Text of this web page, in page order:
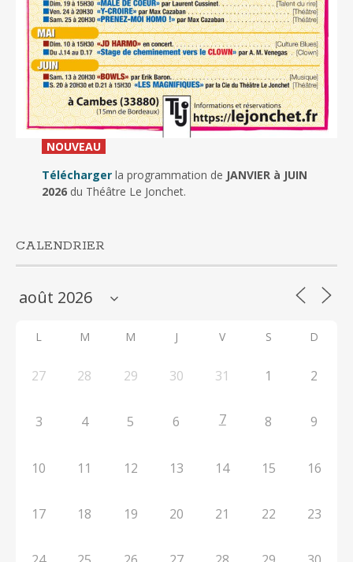
NOUVEAU_
Télécharger la programmation de JANVIER à JUIN
2026du Théâtre Le Jonchet.
CALENDRIER
L M M J V S D
27 28 29 30 31 1 2
3 4 5 6 7 8 9
10 11 12 13 14 15 16
17 18 19 20 21 22 23